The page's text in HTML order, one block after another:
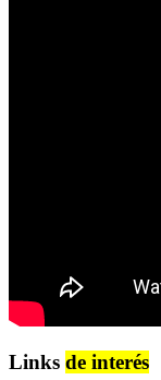
Links de interés